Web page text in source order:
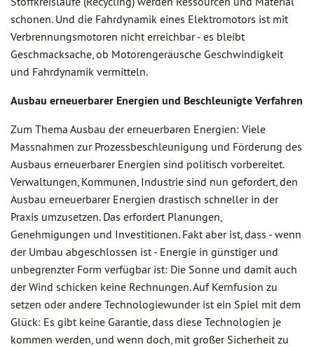
schonen. Und die Fahrdynamik eines Elektromotors ist mit
Verbrennungsmotoren nicht erreichbar - es bleibt
Geschmacksache, ob Motorengeräusche Geschwindigkeit
und Fahrdynamik vermitteln.
Ausbau erneuerbarer Energien und Beschleunigte Verfahren
Zum Thema Ausbau der erneuerbaren Energien: Viele
Massnahmen zur Prozessbeschleunigung und Förderung des
Ausbaus erneuerbarer Energien sind politisch vorbereitet.
Verwaltungen, Kommunen, Industrie sind nun gefordert, den
Ausbau erneuerbarer Energien drastisch schneller in der
Praxis umzusetzen. Das erfordert Planungen,
Genehmigungen und Investitionen. Fakt aber ist, dass - wenn
der Umbau abgeschlossen ist - Energie in günstiger und
unbegrenzter Form verfügbar ist: Die Sonne und damit auch
der Wind schicken keine Rechnungen. Auf Kernfusion zu
setzen oder andere Technologiewunder ist ein Spiel mit dem
Glück: Es gibt keine Garantie, dass diese Technologien je
kommen werden, und wenn doch, mit großer Sicherheit zu